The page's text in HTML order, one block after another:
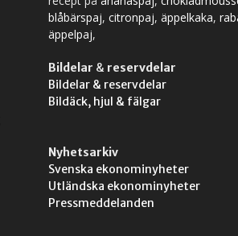
blåbärspaj, citronpaj, äppelkaka,
äppelpaj,
Bildelar & reservdelar
Bildelar & reservdelar
Bildäck, hjul & fälgar
Nyhetsarkiv
Svenska ekonominyheter
Utländska ekonominyheter
Pressmeddelanden